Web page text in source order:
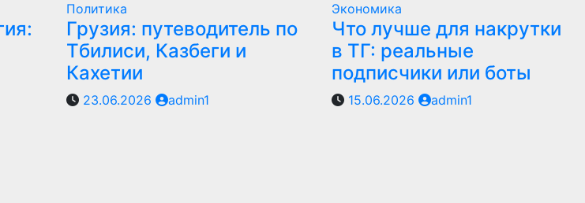
Политика
Грузия: путеводитель по
Тбилиси, Казбеги и
Кахетии
23.06.2026 admin1
Экономика
Что лучше для накрутки
в ТГ: реальные
подписчики или боты
15.06.2026 admin1